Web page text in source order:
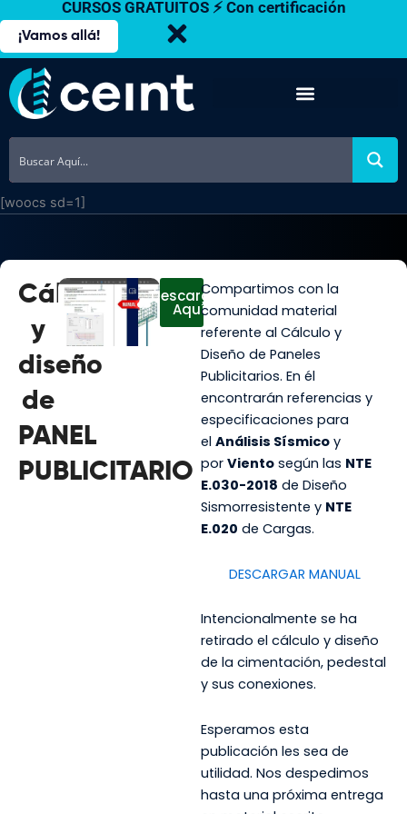
contenido
CURSOS GRATUITOS ⚡ Con certificación
¡Vamos allá!
[woocs sd=1]
Cálculo
y
diseño
de
PANEL
PUBLICITARIO
Descargar
Aquí
Compartimos con la
comunidad material
referente al Cálculo y
Diseño de Paneles
Publicitarios. En él
encontrarán referencias y
especificaciones para
el Análisis Sísmicoy
por Vientosegún las NTE
E.030-2018 de Diseño
Sismorresistente y NTE
E.020 de Cargas.
DESCARGAR MANUAL
Intencionalmente se ha
retirado el cálculo y diseño
de la cimentación, pedestal
y sus conexiones.
Esperamos esta
publicación les sea de
utilidad. Nos despedimos
hasta una próxima entrega